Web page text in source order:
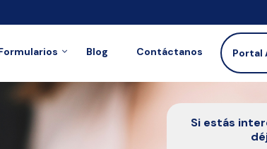
Blog Contáctanos Portal
Si estás